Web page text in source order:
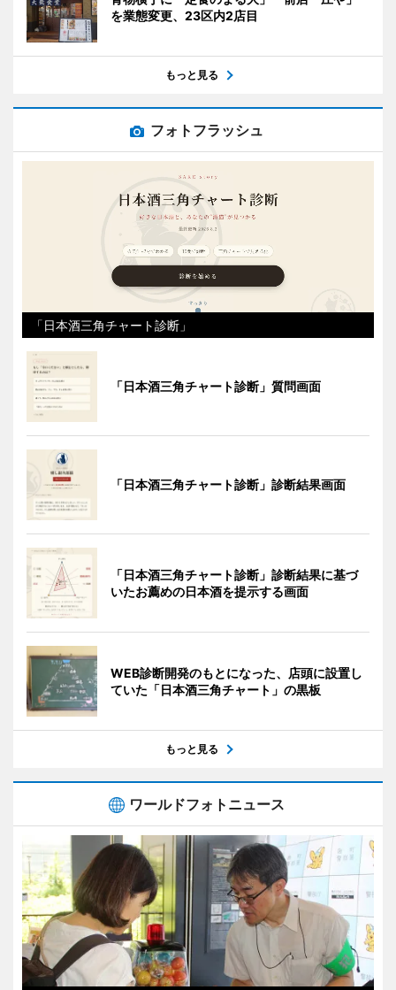
を業態変更、23区内2店目
もっと見る
フォトフラッシュ
「日本酒三角チャート診断」
「日本酒三角チャート診断」質問画面
「日本酒三角チャート診断」診断結果画面
「日本酒三角チャート診断」診断結果に基づ
いたお薦めの日本酒を提示する画面
WEB診断開発のもとになった、店頭に設置し
ていた「日本酒三角チャート」の黒板
もっと見る
ワールドフォトニュース